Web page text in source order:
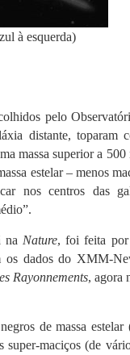
à esquerda)
pelo
distante, toparam
massa superior a 500
estelar – menos
nos centros das
naNature, foi feita
os dados do XMM-
Rayonnements, agora
de massa
maciços (de